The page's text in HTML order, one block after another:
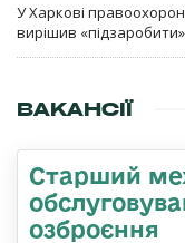
У Харкові
вирішив
ВАКАНСІЇ
Старший
озброєння